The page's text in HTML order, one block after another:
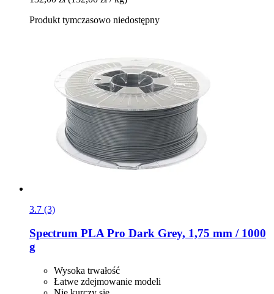
Produkt tymczasowo niedostępny
3.7 (3)
Spectrum PLA Pro Dark Grey, 1,75 mm / 1000
g
Wysoka trwałość
Łatwe zdejmowanie modeli